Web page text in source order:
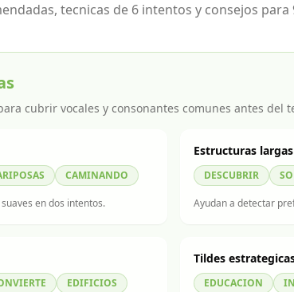
tecnicas de 6 intentos y consejos para
cubrir vocales y consonantes comunes antes del
CAMINANDO
en dos intentos.
Estructuras largas
DESCUBRIR
Ayudan a detectar
EDIFICIOS
Tildes
EDUCACION